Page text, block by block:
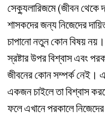
সেক্যুলারিজমে (জীবন থেকে
শাসকদের জন্য নিজেদের
চাপানো নতুন কোন বিষয়
স্রষ্টার উপর বিশ্বাস এবং
জীবনের কোন সম্পর্ক নেই।
একজন চাইলে তা বিশ্বাস
ফলে এখানে পরকালে